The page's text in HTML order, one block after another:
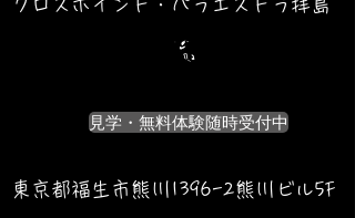
クロスポイント・パラエストラ拝島
見学・無料体験随時受付中
東京都福生市熊川1396-2熊川ビル5F